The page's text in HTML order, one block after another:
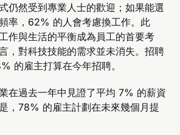
仍然受到專業人士的歡迎；如果能選
率，62% 的人會考慮換工作。此
作與生活的平衡成為員工的首要考
，對科技技能的需求並未消失。招聘
的雇主打算在今年招聘。
在過去一年中見證了平均 7% 的薪資
，78% 的雇主計劃在未來幾個月提